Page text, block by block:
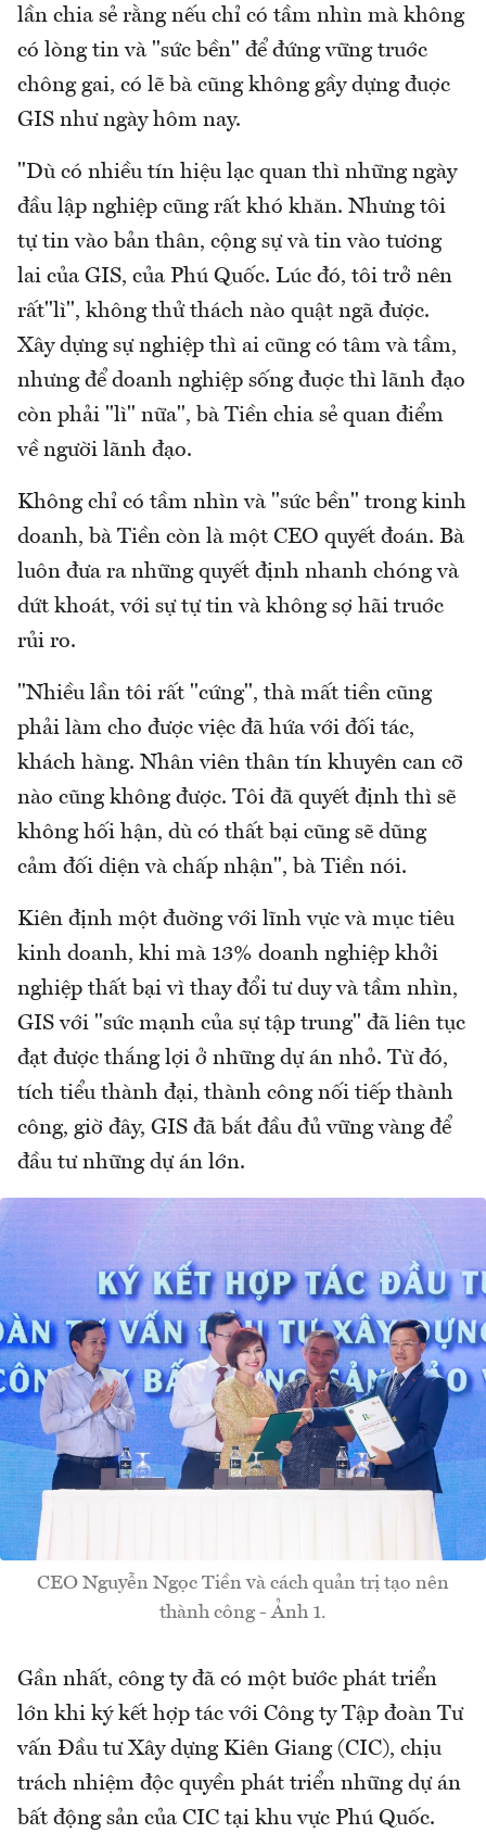
lần chia sẻ rằng nếu chỉ có tầm nhìn mà không
có lòng tin và "sức bền" để đứng vững truớc
chông gai, có lẽ bà cũng không gầy dựng đuợc
GIS như ngày hôm nay.
"Dù có nhiều tín hiệu lạc quan thì những ngày
đầu lập nghiệp cũng rất khó khăn. Nhưng tôi
tự tin vào bản thân, cộng sự và tin vào tương
lai của GIS, của Phú Quốc. Lúc đó, tôi trở nên
rất"lì", không thử thách nào quật ngã được.
Xây dựng sự nghiệp thì ai cũng có tâm và tầm,
nhưng để doanh nghiệp sống đuợc thì lãnh đạo
còn phải "lì" nữa", bà Tiền chia sẻ quan điểm
về người lãnh đạo.
Không chỉ có tầm nhìn và "sức bền" trong kinh
doanh, bà Tiền còn là một CEO quyết đoán. Bà
luôn đưa ra những quyết định nhanh chóng và
dứt khoát, với sự tự tin và không sợ hãi truớc
rủi ro.
"Nhiều lần tôi rất "cứng", thà mất tiền cũng
phải làm cho được việc đã hứa với đối tác,
khách hàng. Nhân viên thân tín khuyên can cỡ
nào cũng không được. Tôi đã quyết định thì sẽ
không hối hận, dù có thất bại cũng sẽ dũng
cảm đối diện và chấp nhận", bà Tiền nói.
Kiên định một đuờng với lĩnh vực và mục tiêu
kinh doanh, khi mà 13% doanh nghiệp khởi
nghiệp thất bại vì thay đổi tư duy và tầm nhìn,
GIS với "sức mạnh của sự tập trung" đã liên tục
đạt được thắng lợi ở những dự án nhỏ. Từ đó,
tích tiểu thành đại, thành công nối tiếp thành
công, giờ đây, GIS đã bắt đầu đủ vững vàng để
đầu tư những dự án lớn.
CEO Nguyễn Ngọc Tiền và cách quản trị tạo nên
thành công - Ảnh 1.
Gần nhất, công ty đã có một bước phát triển
lớn khi ký kết hợp tác với Công ty Tập đoàn Tư
vấn Đầu tư Xây dựng Kiên Giang (CIC), chịu
trách nhiệm độc quyền phát triển những dự án
bất động sản của CIC tại khu vực Phú Quốc.